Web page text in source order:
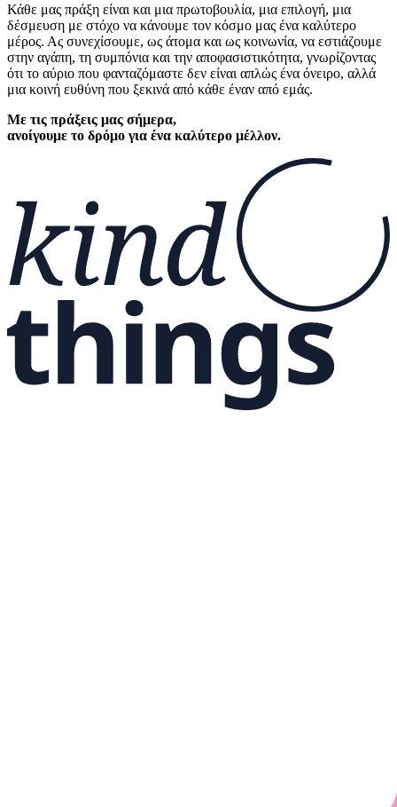
Κάθε μας πράξη είναι και μια πρωτοβουλία, μια επιλογή, μια
δέσμευση με στόχο να κάνουμε τον κόσμο μας ένα καλύτερο
μέρος. Ας συνεχίσουμε, ως άτομα και ως κοινωνία, να εστιάζουμε
στην αγάπη, τη συμπόνια και την αποφασιστικότητα, γνωρίζοντας
ότι το αύριο που φανταζόμαστε δεν είναι απλώς ένα όνειρο, αλλά
μια κοινή ευθύνη που ξεκινά από κάθε έναν από εμάς.
Με τις πράξεις μας σήμερα,
ανοίγουμε το δρόμο για ένα καλύτερο μέλλον.